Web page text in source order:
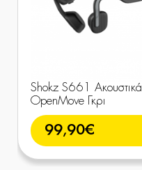
Shokz S661 Ακουστικά
OpenMove Γκρι
99,90€